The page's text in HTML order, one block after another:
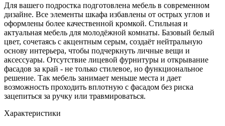
Для вашего подростка подготовлена мебель в современном
дизайне. Все элементы шкафа избавлены от острых углов и
оформлены более качественной кромкой. Стильная и
актуальная мебель для молодёжной комнаты. Базовый белый
цвет, сочетаясь с акцентным серым, создаёт нейтральную
основу интерьера, чтобы подчеркнуть личные вещи и
аксессуары. Отсутствие лицевой фурнитуры и открывание
фасадов за край - не только стилевое, но функциональное
решение. Так мебель занимает меньше места и дает
возможность проходить вплотную с фасадом без риска
зацепиться за ручку или травмироваться.
Характеристики